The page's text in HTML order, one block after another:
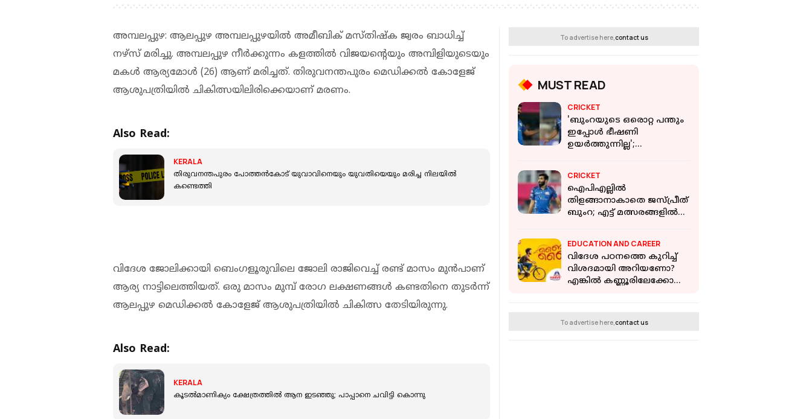
അമ്പലപ്പുഴ: ആലപ്പുഴ അമ്പലപ്പുഴയില്‍ അമീബിക് മസ്തിഷ്‌ക ജ്വരം ബാധിച്ച്
നഴ്‌സ് മരിച്ചു. അമ്പലപ്പുഴ നീര്‍ക്കുന്നം കളത്തില്‍ വിജയന്റെയും അമ്പിളിയുടെയും
മകള്‍ ആര്യമോള്‍ (26) ആണ് മരിച്ചത്. തിരുവനന്തപുരം മെഡിക്കല്‍ കോളേജ്
ആശുപത്രിയിൽ ചികിത്സയിലിരിക്കെയാണ് മരണം.
Also Read:
KERALA
തിരുവനന്തപുരം പോത്തന്‍കോട് യുവാവിനെയും യുവതിയെയും മരിച്ച നിലയില്‍
കണ്ടെത്തി
വിദേശ ജോലിക്കായി ബെംഗളൂരുവിലെ ജോലി രാജിവെച്ച് രണ്ട് മാസം മുന്‍പാണ്
ആര്യ നാട്ടിലെത്തിയത്. ഒരു മാസം മുമ്പ് രോഗ ലക്ഷണങ്ങള്‍ കണ്ടതിനെ തുടര്‍ന്ന്
ആലപ്പുഴ മെഡിക്കല്‍ കോളേജ് ആശുപത്രിയിൽ ചികിത്സ തേടിയിരുന്നു.
Also Read:
KERALA
കൂടല്‍മാണിക്യം ക്ഷേത്രത്തില്‍ ആന ഇടഞ്ഞു; പാപ്പാനെ ചവിട്ടി കൊന്നു
To advertise here, contact us
MUST READ
CRICKET
'ബുംറയുടെ ഒരൊറ്റ പന്തും
ഇപ്പോൾ ഭീഷണി
ഉയർത്തുന്നില്ല';
നായകൻ
CRICKET
ഐപിഎല്ലിൽ
തിളങ്ങാനാകാതെ ജസ്പ്രീത്
ബുംറ; എട്ട് മത്സരങ്ങളിൽ
EDUCATION AND CAREER
വിദേശ പഠനത്തെ കുറിച്ച്
വിശദമായി അറിയണോ?
എങ്കിൽ കണ്ണൂരിലേക്കോ
To advertise here, contact us